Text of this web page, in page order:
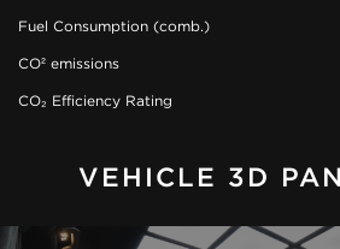
Fuel Consumption (comb.)
CO² emissions
CO₂ Efficiency Rating
VEHICLE 3D